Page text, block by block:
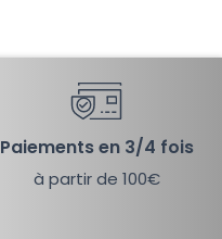
Paiements en 3/4 fois
à partir de 100€